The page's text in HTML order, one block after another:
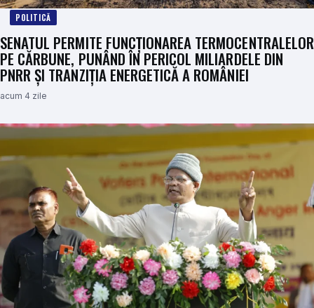
POLITICĂ
SENATUL PERMITE FUNCȚIONAREA TERMOCENTRALELOR
PE CĂRBUNE, PUNÂND ÎN PERICOL MILIARDELE DIN
PNRR ȘI TRANZIȚIA ENERGETICĂ A ROMÂNIEI
acum 4 zile